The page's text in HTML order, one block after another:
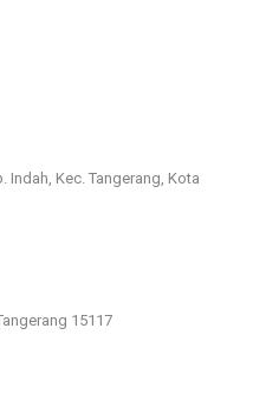
Indah, Kec. Tangerang, Kota
15117